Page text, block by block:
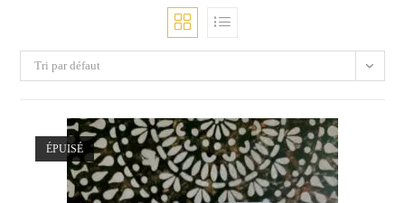
Tri par défaut
ÉPUISÉ